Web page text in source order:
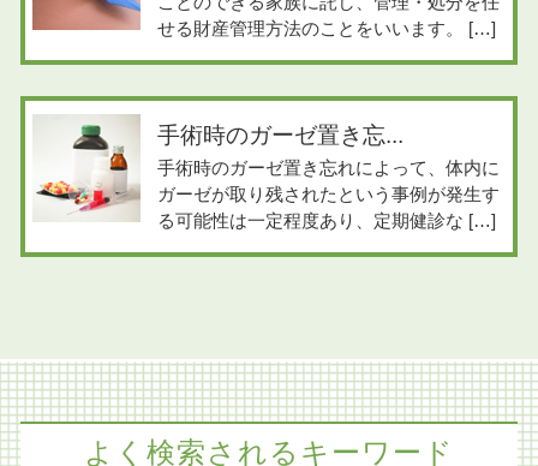
せる財産管理方法のことをいいます。 […]
手術時のガーゼ置き忘...
手術時のガーゼ置き忘れによって、体内に
ガーゼが取り残されたという事例が発生す
る可能性は一定程度あり、定期健診な […]
よく検索されるキーワード